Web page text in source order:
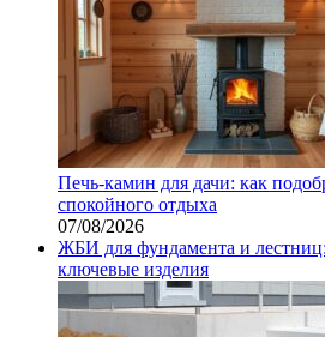
Печь-камин для дачи: как
спокойного отдыха
07/08/2026
ЖБИ для фундамента и лестниц:
ключевые изделия